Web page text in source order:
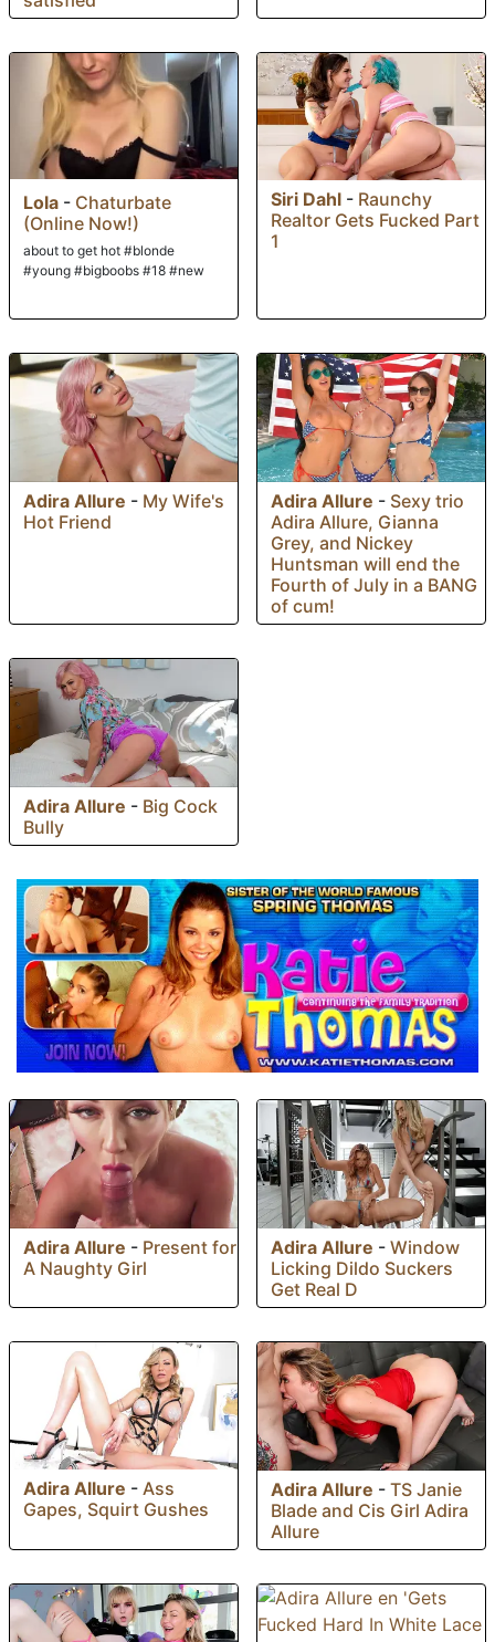
Lola - Chaturbate
(Online Now!)
about to get hot #blonde
#young #bigboobs #18 #new
Siri Dahl - Raunchy
Realtor Gets Fucked Part
1
Adira Allure - My Wife's
Hot Friend
Adira Allure - Sexy trio
Adira Allure, Gianna
Grey, and Nickey
Huntsman will end the
Fourth of July in a BANG
of cum!
Adira Allure - Big Cock
Bully
Adira Allure - Present for
A Naughty Girl
Adira Allure - Window
Licking Dildo Suckers
Get Real D
Adira Allure - Ass
Gapes, Squirt Gushes
Adira Allure - TS Janie
Blade and Cis Girl Adira
Allure